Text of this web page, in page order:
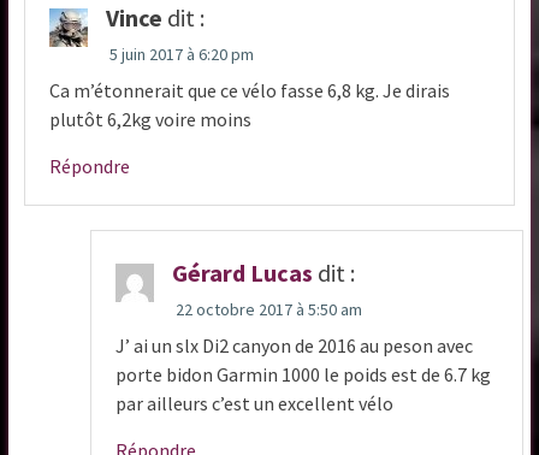
Vince dit :
5 juin 2017 à 6:20 pm
Ca m’étonnerait que ce vélo fasse 6,8 kg. Je dirais
plutôt 6,2kg voire moins
Répondre
Gérard Lucas dit :
22 octobre 2017 à 5:50 am
J’ ai un slx Di2 canyon de 2016 au peson avec
porte bidon Garmin 1000 le poids est de 6.7 kg
par ailleurs c’est un excellent vélo
Répondre